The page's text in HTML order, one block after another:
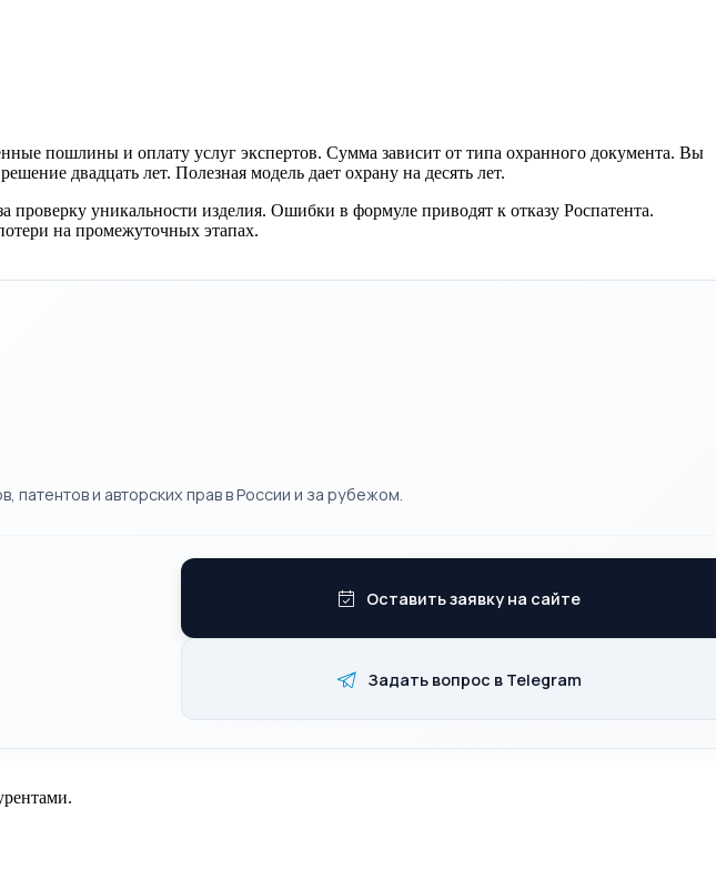
пошлины и оплату услуг экспертов. Сумма зависит от типа охранного документа. Вы
двадцать лет. Полезная модель дает охрану на десять лет.
уникальности изделия. Ошибки в формуле приводят к отказу Роспатента.
на промежуточных этапах.
и авторских прав в России и за рубежом.
Оставить заявку на сайте
Задать вопрос в Telegram